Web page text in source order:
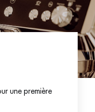
une première